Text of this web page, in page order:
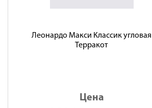
Леонардо Макси Классик угловая
Терракот
Цена